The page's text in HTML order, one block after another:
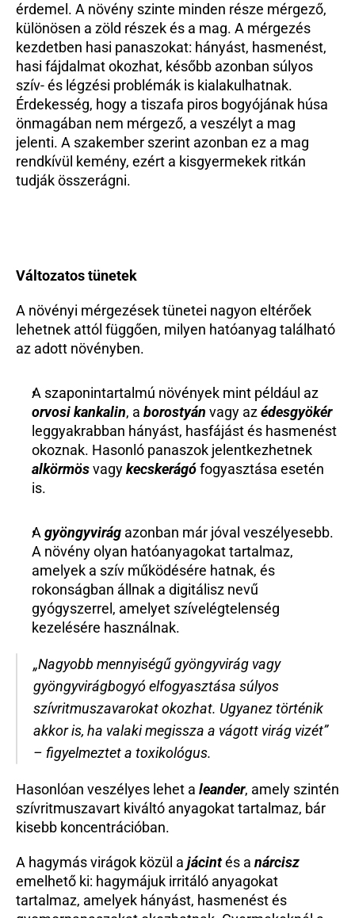
érdemel. A növény szinte minden része mérgező,
különösen a zöld részek és a mag. A mérgezés
kezdetben hasi panaszokat: hányást, hasmenést,
hasi fájdalmat okozhat, később azonban súlyos
szív- és légzési problémák is kialakulhatnak.
Érdekesség, hogy a tiszafa piros bogyójának húsa
önmagában nem mérgező, a veszélyt a mag
jelenti. A szakember szerint azonban ez a mag
rendkívül kemény, ezért a kisgyermekek ritkán
tudják összerágni.
Változatos tünetek
A növényi mérgezések tünetei nagyon eltérőek
lehetnek attól függően, milyen hatóanyag található
az adott növényben.
orvosi kankalin, a borostyán vagy az édesgyökér
leggyakrabban hányást, hasfájást és hasmenést
alkörmös vagy kecskerágó fogyasztása esetén
is.
A gyöngyvirág azonban már jóval veszélyesebb.
A növény olyan hatóanyagokat tartalmaz,
amelyek a szív működésére hatnak, és
rokonságban állnak a digitálisz nevű
gyógyszerrel, amelyet szívelégtelenség
kezelésére használnak.
„Nagyobb mennyiségű gyöngyvirág vagy
gyöngyvirágbogyó elfogyasztása súlyos
szívritmuszavarokat okozhat. Ugyanez történik
akkor is, ha valaki megissza a vágott virág vizét”
– figyelmeztet a toxikológus.
Hasonlóan veszélyes lehet a leander, amely szintén
szívritmuszavart kiváltó anyagokat tartalmaz, bár
kisebb koncentrációban.
A hagymás virágok közül a jácint és a nárcisz
emelhető ki: hagymájuk irritáló anyagokat
tartalmaz, amelyek hányást, hasmenést és